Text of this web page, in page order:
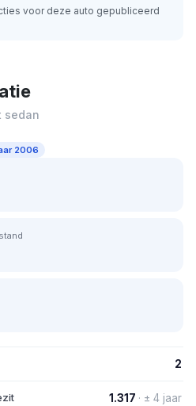
voor deze auto gepubliceerd
sedan
2006
2
1.317 · ± 4 jaar